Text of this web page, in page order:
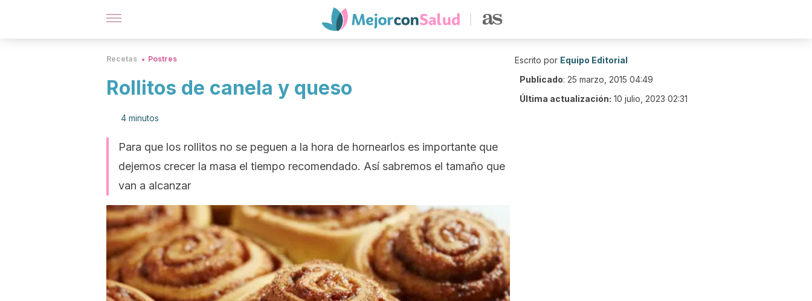
Recetas Postres
Rollitos de canela y queso
4 minutos
Para que los rollitos no se peguen a la hora de hornearlos es importante que
dejemos crecer la masa el tiempo recomendado. Así sabremos el tamaño que
van a alcanzar
Escrito por Equipo Editorial
Publicado: 25 marzo, 2015 04:49
Última actualización: 10 julio, 2023 02:31